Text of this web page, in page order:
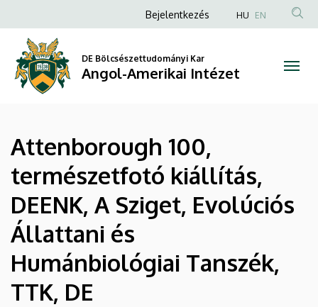
Angol-
Amerikai
Intézet
a
tartalomra
Anonim
fiók
menüje
Bejelentkezés HU EN
DE Bölcsészettudományi Kar
Angol-Amerikai Intézet
Attenborough 100,
természetfotó kiállítás,
DEENK, A Sziget, Evolúciós
Állattani és
Humánbiológiai Tanszék,
TTK, DE